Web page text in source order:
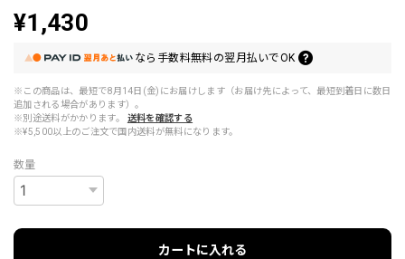
¥1,430
なら 手数料無料の翌月払いでOK
※この商品は、最短で8月14日(金)にお届けします（お届け先によって、最短到着日に数日
追加される場合があります）。
※別途送料がかかります。
送料を確認する
※¥5,500以上のご注文で国内送料が無料になります。
数量
カートに入れる